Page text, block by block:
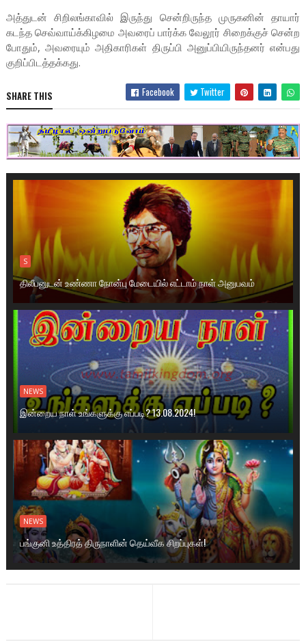
அத்துடன் சிறிலங்காவில் இருந்து சென்றிருந்த முருகனின் தாயார்
கடந்த செவ்வாய்க்கிழமை அவரைப் பார்க்க வேலூர் சிறைக்குச் சென்ற
போதும், அவரையும் அதிகாரிகள் திருப்பி அனுப்பியிருந்தனர் என்பது
குறிப்பிடத்தக்கது.
SHARE THIS Facebook Twitter
S
திலீபனுடன் உண்ணா நோன்பு மேடையில் எட்டாம் நாள் அனுபவம்
NEWS
இன்றைய நாள் உங்களுக்கு எப்படி? 13.08.2024!
NEWS
பங்குனி உத்திரத் திருநாளின் தெய்வீக சிறப்புகள்!